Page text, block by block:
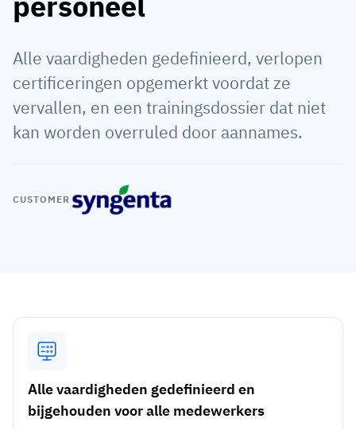
Trainingsgeschiedenis
Certificaten & licenties
Frontline skills-app
Opleidingsvereisten
Skill gap-analyse
Effectiviteit van trainingen
Compliance-dashboards
Trainingscoördinator
Operationeel manager
ICT-manager
Intersnack
JDE Coffee
Syngenta
Chemisch
Verpakking
Canpack
Vista
Kennisbank
AG5-status
Ondersteuning
Over ons
Alle vaardigheden gedefinieerd, verlopen
certificeringen opgemerkt voordat ze
vervallen, en een trainingsdossier dat niet
kan worden overruled door aannames.
CUSTOMER
Alle vaardigheden gedefinieerd en
bijgehouden voor alle medewerkers